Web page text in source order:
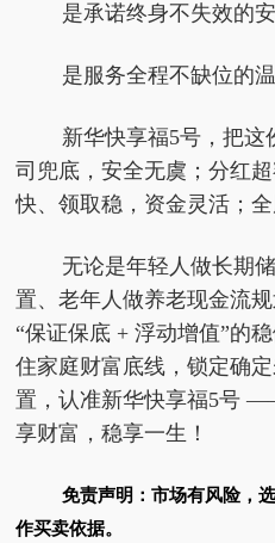
是承诺终身不失效的安
是服务全程不缺位的温
新华快享福5号，把这
司兜底，安全无虞；分红
快、领取稳，资金灵活；
无论是年轻人做长期
置、老年人做养老现金流
“保证保底 + 浮动增值”的
住家庭财富底线，锁定确
置，认准新华快享福5号
享财富，稳享一生！
免责声明：市场有风险，
作买卖依据。